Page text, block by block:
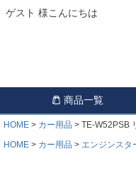
ゲスト 様こんにちは
商品一覧
HOME カー用品
TE-W52PSB
HOME
カー用品 エンジンスタ